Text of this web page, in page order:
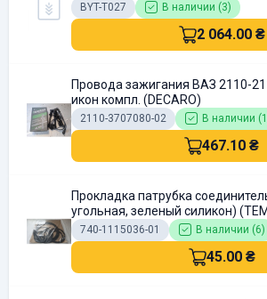
BYT-T027 В наличии (3)
2 064.00 ₴
Провода зажигания ВАЗ 2110-
икон компл. (DECARO)
2110-3707080-02 В наличии
467.10 ₴
Прокладка патрубка
угольная, зеленый силикон)
740-1115036-01 В наличии (6)
45.00 ₴